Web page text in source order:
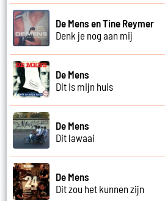
De Mens en Tine Reymer
Denk je nog aan mij
De Mens
Dit is mijn huis
De Mens
Dit lawaai
De Mens
Dit zou het kunnen zijn